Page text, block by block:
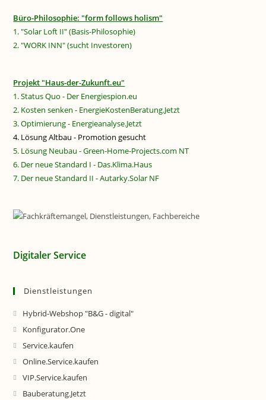
Büro-Philosophie: "form follows holism"
1. "Solar Loft II" (Basis-Philosophie)
2. "WORK INN" (sucht Investoren)
Projekt "Haus-der-Zukunft.eu"
1. Status Quo - Der Energiespion.eu
2. Kosten senken - EnergieKostenBeratung.Jetzt
3. Optimierung - Energieanalyse.Jetzt
4. Lösung Altbau - Promotion gesucht
5. Lösung Neubau - Green-Home-Projects.com NT
6. Der neue Standard I - Das.Klima.Haus
7. Der neue Standard II - Autarky.Solar NF
Digitaler Service
Dienstleistungen
Hybrid-Webshop "B&G - digital"
Konfigurator.One
Service.kaufen
Online.Service.kaufen
VIP.Service.kaufen
Bauberatung.Jetzt